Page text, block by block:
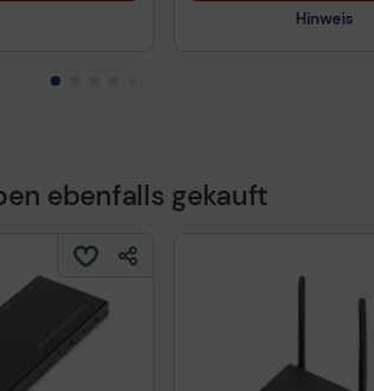
Hinweis
Technisches
ebenfalls gekauft